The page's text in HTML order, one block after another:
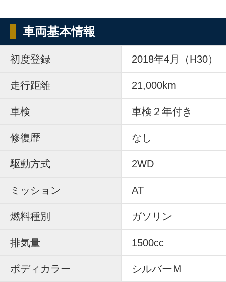
車両基本情報
初度登録 2018年4月（H30）
走行距離 21,000km
車検 車検２年付き
修復歴 なし
駆動方式 2WD
ミッション AT
燃料種別 ガソリン
排気量 1500cc
ボディカラー シルバーＭ